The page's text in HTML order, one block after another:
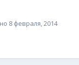
8 февраля, 2014